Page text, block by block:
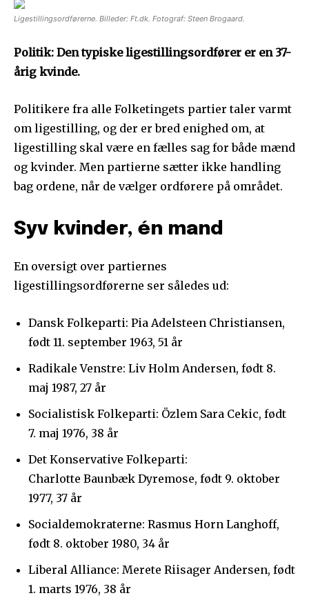
Ligestillingsordførerne. Billeder: Ft.dk. Fotograf: Steen Brogaard.
Politik: Den typiske ligestillingsordfører er en 37-
årig kvinde.
Politikere fra alle Folketingets partier taler varmt
om ligestilling, og der er bred enighed om, at
ligestilling skal være en fælles sag for både mænd
og kvinder. Men partierne sætter ikke handling
bag ordene, når de vælger ordførere på området.
Syv kvinder, én mand
En oversigt over partiernes
ligestillingsordførerne ser således ud:
Dansk Folkeparti: Pia Adelsteen Christiansen,
født 11. september 1963, 51 år
Radikale Venstre: Liv Holm Andersen, født 8.
maj 1987, 27 år
Socialistisk Folkeparti: Özlem Sara Cekic, født
7. maj 1976, 38 år
Det Konservative Folkeparti:
Charlotte Baunbæk Dyremose, født 9. oktober
1977, 37 år
Socialdemokraterne: Rasmus Horn Langhoff,
født 8. oktober 1980, 34 år
Liberal Alliance: Merete Riisager Andersen, født
1. marts 1976, 38 år